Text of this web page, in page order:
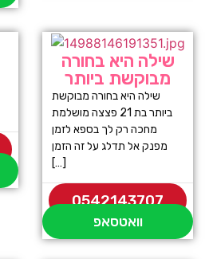
שילה היא בחורה
מבוקשת ביותר
שילה היא בחורה מבוקשת
ביותר בת 21 פצצה מושלמת
מחכה רק לך בספא לזמן
מפנק אל תדלג על זה הזמן
[…]
0542143707
וואטסאפ